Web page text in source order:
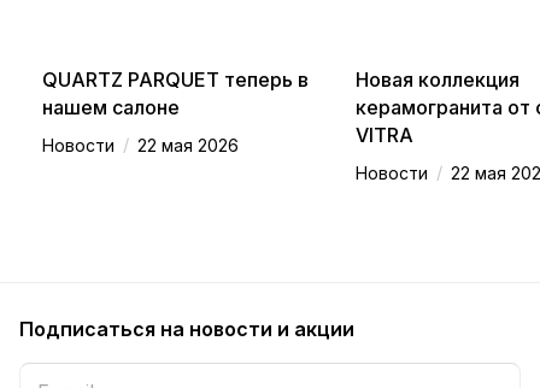
QUARTZ PARQUET теперь в
нашем салоне
Новости / 22 мая 2026
Новая коллекция
керамогранита от
VITRA
Новости / 22 мая
Подписаться на новости и акции